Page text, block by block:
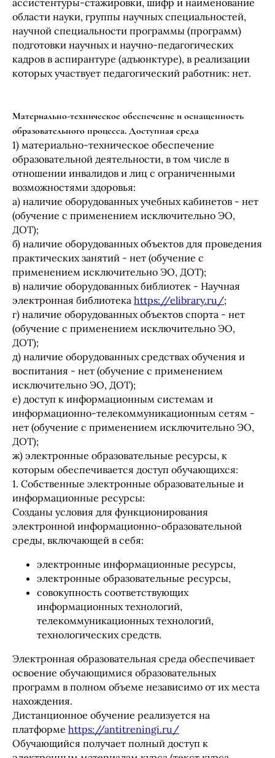
ассистентуры-стажировки, шифр и наименование
области науки, группы научных специальностей,
научной специальности программы (программ)
подготовки научных и научно-педагогических
кадров в аспирантуре (адъюнктуре), в реализации
которых участвует педагогический работник: нет.
Материально-техническое обеспечение и оснащенность
образовательного процесса. Доступная среда
1) материально-техническое обеспечение
образовательной деятельности, в том числе в
отношении инвалидов и лиц с ограниченными
возможностями здоровья:
а) наличие оборудованных учебных кабинетов - нет
(обучение с применением исключительно ЭО,
ДОТ);
б) наличие оборудованных объектов для проведения
практических занятий - нет (обучение с
применением исключительно ЭО, ДОТ);
в) наличие оборудованных библиотек - Научная
электронная библиотека https://elibrary.ru/;
г) наличие оборудованных объектов спорта - нет
(обучение с применением исключительно ЭО,
ДОТ);
д) наличие оборудованных средствах обучения и
воспитания - нет (обучение с применением
исключительно ЭО, ДОТ);
е) доступ к информационным системам и
информационно-телекоммуникационным сетям -
нет (обучение с применением исключительно ЭО,
ДОТ);
ж) электронные образовательные ресурсы, к
которым обеспечивается доступ обучающихся:
1. Собственные электронные образовательные и
информационные ресурсы:
Созданы условия для функционирования
электронной информационно-образовательной
среды, включающей в себя:
электронные информационные ресурсы,
электронные образовательные ресурсы,
совокупность соответствующих
информационных технологий,
телекоммуникационных технологий,
технологических средств.
Электронная образовательная среда обеспечивает
освоение обучающимися образовательных
программ в полном объеме независимо от их места
нахождения.
Дистанционное обучение реализуется на
платформе https://antitreningi.ru/
Обучающийся получает полный доступ к